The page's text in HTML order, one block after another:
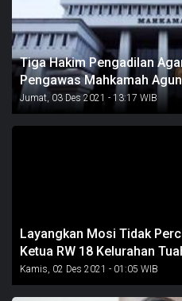
Tiga Hakim Pengadilan
Pengawas Mahkamah
Jumat, 03 Des 2021 - 13:17 WIB
Layangkan Mosi Tidak
Ketua RW 18 Kelurahan
Kamis, 02 Des 2021 - 01:05 WIB